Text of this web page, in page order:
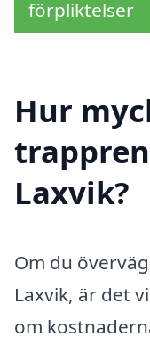
förpliktelser
Hur
Laxvik?
Om du
Laxvik, är det
om